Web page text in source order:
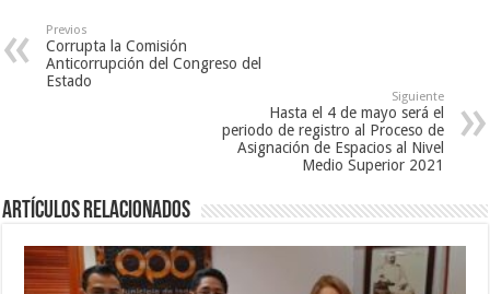
Previos
Corrupta la Comisión
Anticorrupción del Congreso del
Estado
Siguiente
Hasta el 4 de mayo será el
periodo de registro al Proceso de
Asignación de Espacios al Nivel
Medio Superior 2021
Artículos relacionados